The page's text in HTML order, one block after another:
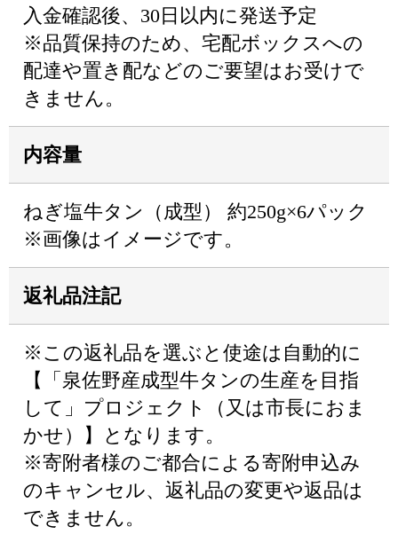
入金確認後、30日以内に発送予定
※品質保持のため、宅配ボックスへの
配達や置き配などのご要望はお受けで
きません。
内容量
ねぎ塩牛タン（成型） 約250g×6パック
※画像はイメージです。
返礼品注記
※この返礼品を選ぶと使途は自動的に
【「泉佐野産成型牛タンの生産を目指
して」プロジェクト（又は市長におま
かせ）】となります。
※寄附者様のご都合による寄附申込み
のキャンセル、返礼品の変更や返品は
できません。